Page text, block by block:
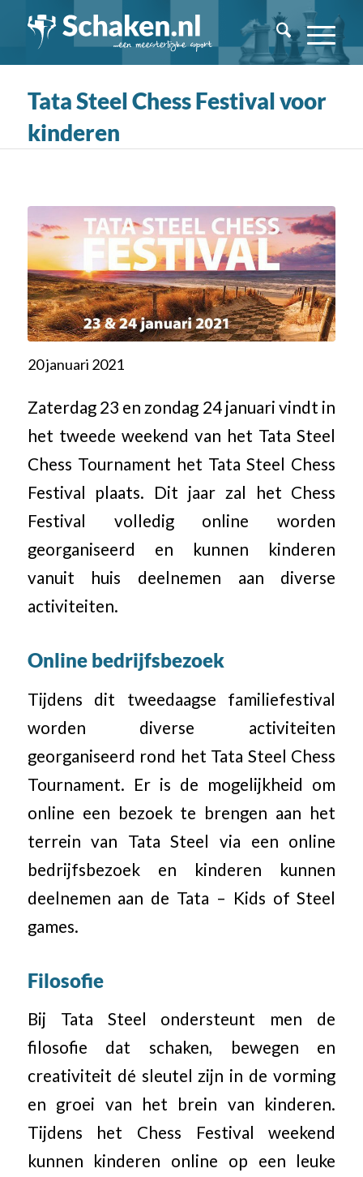
Tata Steel Chess Festival voor
kinderen
20 januari 2021
Zaterdag 23 en zondag 24 januari vindt in
het tweede weekend van het Tata Steel
Chess Tournament het Tata Steel Chess
Festival plaats. Dit jaar zal het Chess
Festival volledig online worden
georganiseerd en kunnen kinderen
vanuit huis deelnemen aan diverse
activiteiten.
Online bedrijfsbezoek
Tijdens dit tweedaagse familiefestival
worden diverse activiteiten
georganiseerd rond het Tata Steel Chess
Tournament. Er is de mogelijkheid om
online een bezoek te brengen aan het
terrein van Tata Steel via een online
bedrijfsbezoek en kinderen kunnen
deelnemen aan de Tata – Kids of Steel
games.
Filosofie
Bij Tata Steel ondersteunt men de
filosofie dat schaken, bewegen en
creativiteit dé sleutel zijn in de vorming
en groei van het brein van kinderen.
Tijdens het Chess Festival weekend
kunnen kinderen online op een leuke